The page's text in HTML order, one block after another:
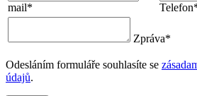
mail* Telefon
Zpráva*
Odesláním formuláře souhlasíte se
údajů.